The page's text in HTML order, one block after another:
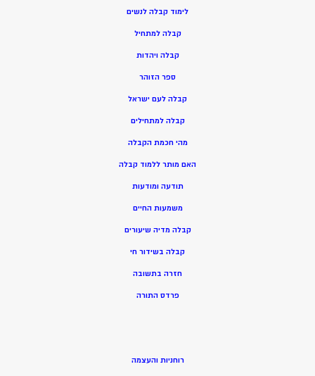
לימוד קבלה לנשים
קבלה למתחיל
קבלה ויהדות
ספר הזוהר
קבלה לעם ישראל
קבלה למתחילים
מהי חכמת הקבלה
האם מותר ללמוד קבלה
תודעה ומודעות
משמעות החיים
קבלה מדיה שיעורים
קבלה בשידור חי
חזרה בתשובה
פרדס התורה
רוחניות והעצמה